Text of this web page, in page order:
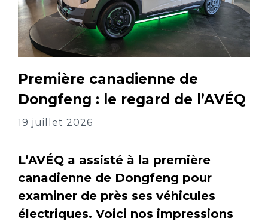
Première canadienne de
Dongfeng : le regard de l’AVÉQ
19 juillet 2026
L’AVÉQ a assisté à la première
canadienne de Dongfeng pour
examiner de près ses véhicules
électriques. Voici nos impressions